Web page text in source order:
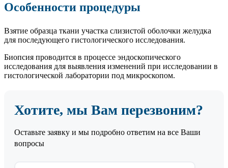
Особенности процедуры
Взятие образца ткани участка слизистой оболочки желудка
для последующего гистологического исследования.
Биопсия проводится в процессе эндоскопического
исследования для выявления изменений при исследовании в
гистологической лаборатории под микроскопом.
Хотите, мы Вам перезвоним?
Оставьте заявку и мы подробно ответим на все Ваши
вопросы